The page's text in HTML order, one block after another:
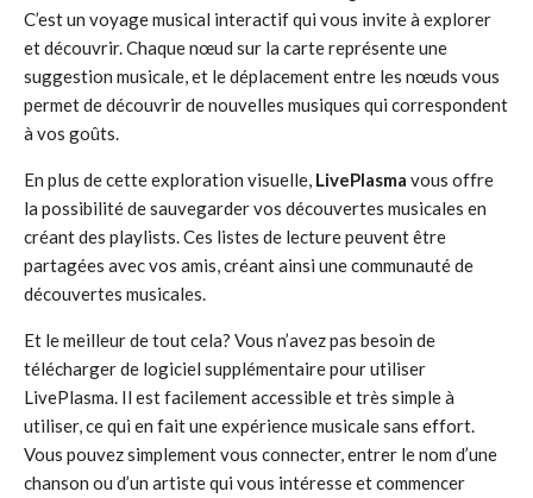
C’est un voyage musical interactif qui vous invite à explorer
et découvrir. Chaque nœud sur la carte représente une
suggestion musicale, et le déplacement entre les nœuds vous
permet de découvrir de nouvelles musiques qui correspondent
à vos goûts.
En plus de cette exploration visuelle, LivePlasma vous offre
la possibilité de sauvegarder vos découvertes musicales en
créant des playlists. Ces listes de lecture peuvent être
partagées avec vos amis, créant ainsi une communauté de
découvertes musicales.
Et le meilleur de tout cela? Vous n’avez pas besoin de
télécharger de logiciel supplémentaire pour utiliser
LivePlasma. Il est facilement accessible et très simple à
utiliser, ce qui en fait une expérience musicale sans effort.
Vous pouvez simplement vous connecter, entrer le nom d’une
chanson ou d’un artiste qui vous intéresse et commencer